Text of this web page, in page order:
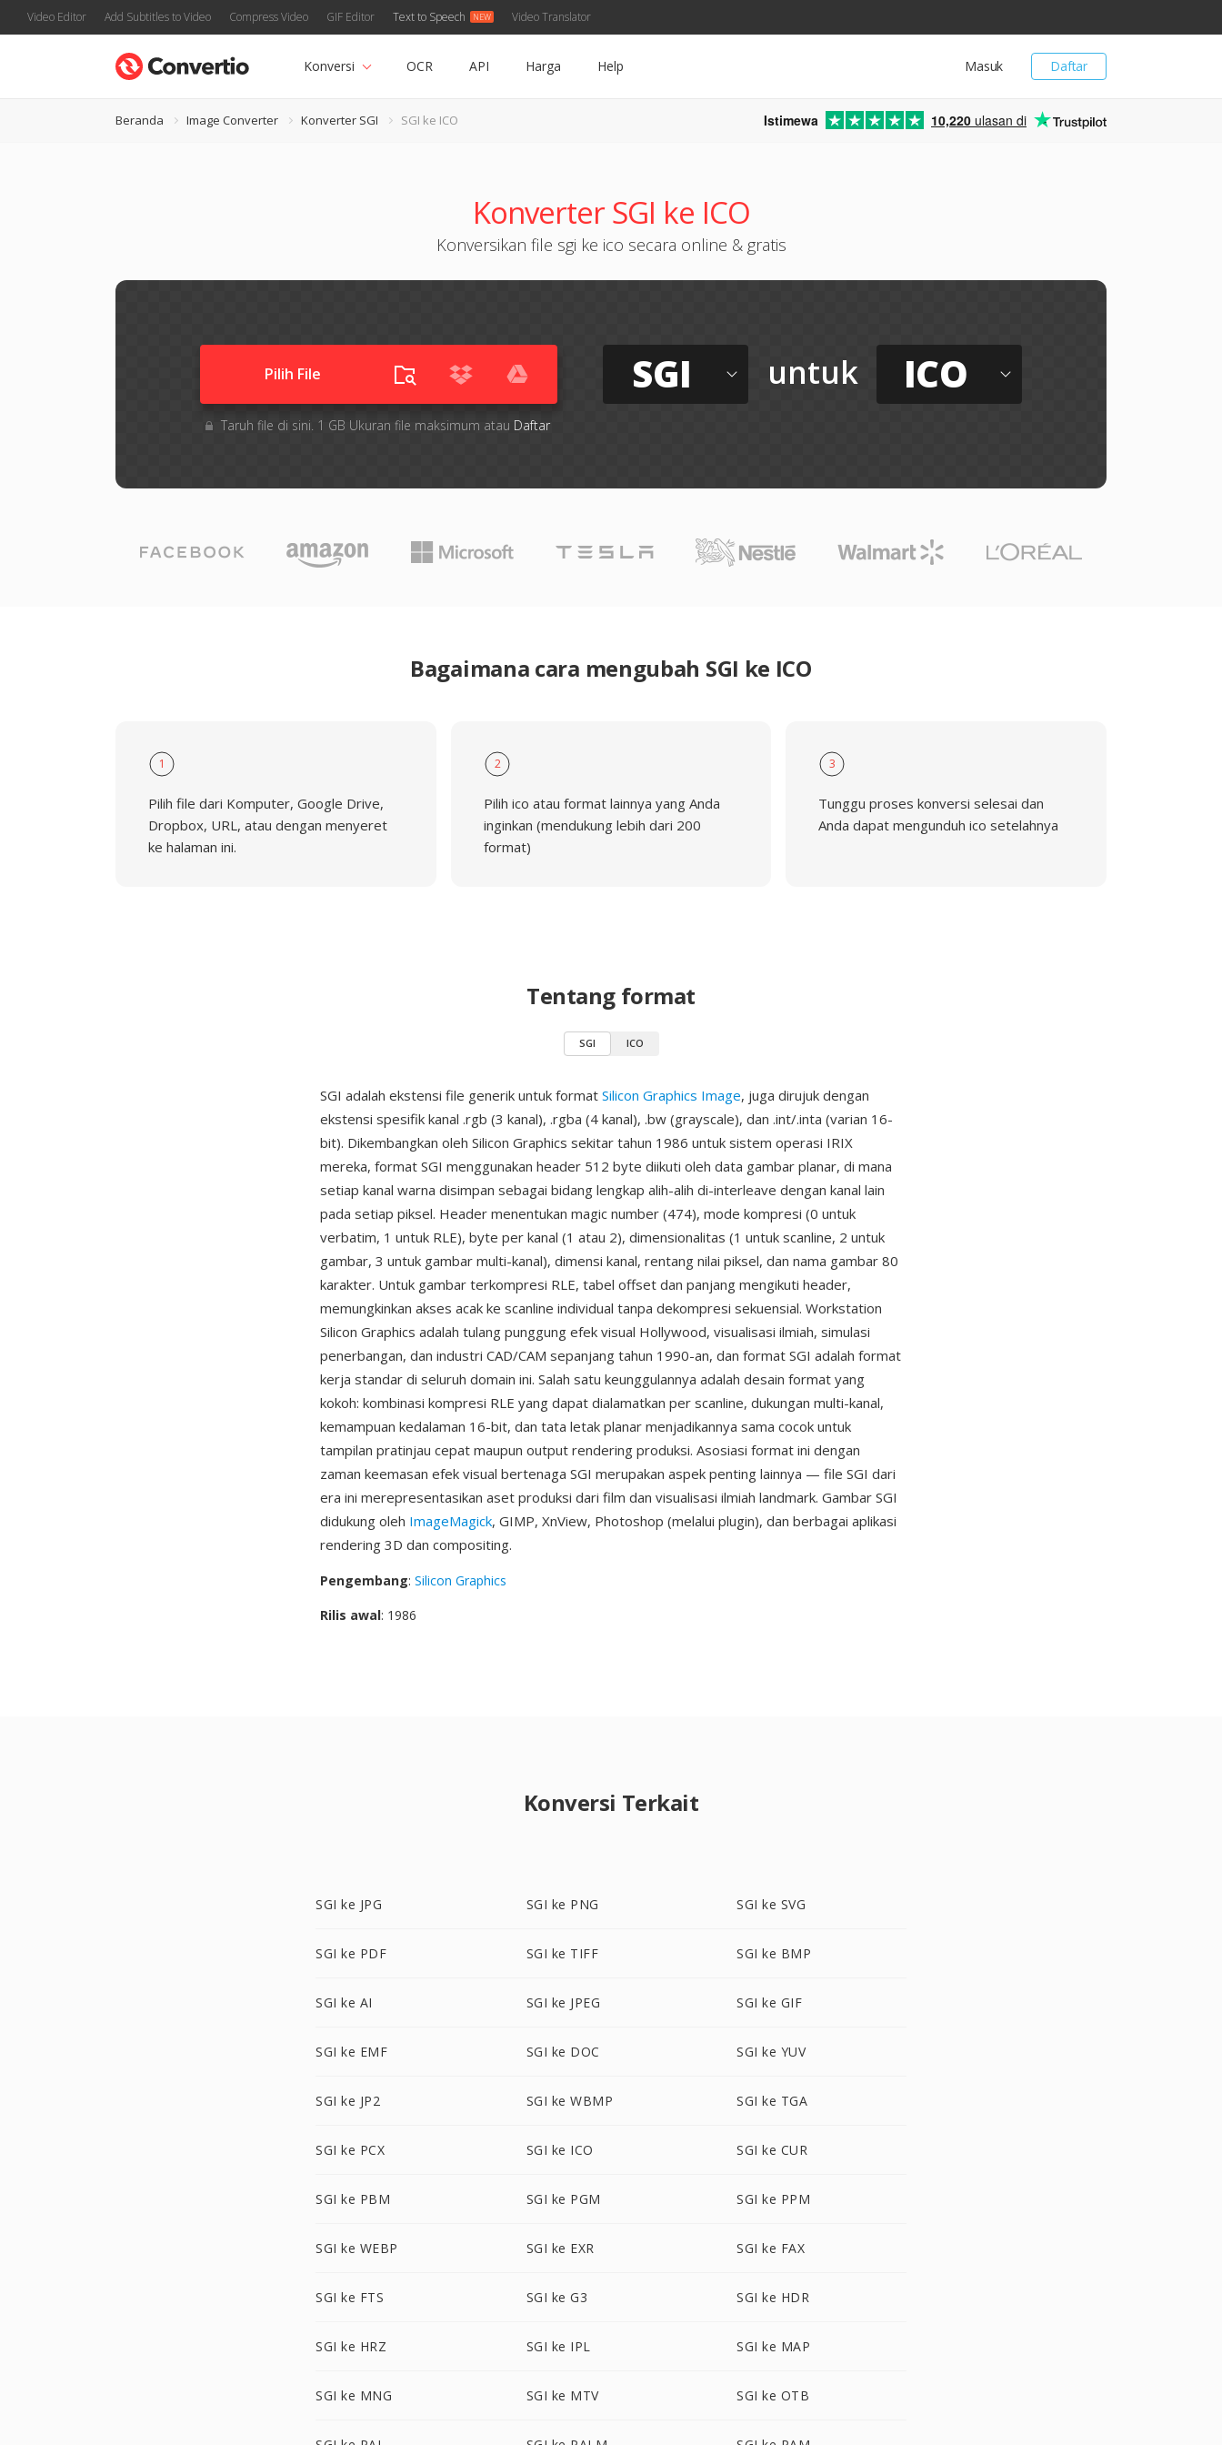
Video Editor Add Subtitles to Video Compress Video GIF Editor Text to Speech Video Translator
Daftar
Masuk
Konversi OCR API Harga Help
Beranda Image Converter Konverter SGI SGI ke ICO Istimewa 10,220 ulasan di
Konverter SGI ke ICO
Konversikan file sgi ke ico secara online & gratis
Pilih File
Taruh file di sini. 1 GB Ukuran file maksimum atau Daftar
SGI untuk ICO
Bagaimana cara mengubah SGI ke ICO
1
Pilih file dari Komputer, Google Drive,
Dropbox, URL, atau dengan menyeret
ke halaman ini.
2
Pilih ico atau format lainnya yang Anda
inginkan (mendukung lebih dari 200
format)
3
Tunggu proses konversi selesai dan
Anda dapat mengunduh ico setelahnya
Tentang format
SGI ICO
SGI adalah ekstensi file generik untuk format Silicon Graphics Image, juga dirujuk dengan
ekstensi spesifik kanal .rgb (3 kanal), .rgba (4 kanal), .bw (grayscale), dan .int/.inta (varian 16-
bit). Dikembangkan oleh Silicon Graphics sekitar tahun 1986 untuk sistem operasi IRIX
mereka, format SGI menggunakan header 512 byte diikuti oleh data gambar planar, di mana
setiap kanal warna disimpan sebagai bidang lengkap alih-alih di-interleave dengan kanal lain
pada setiap piksel. Header menentukan magic number (474), mode kompresi (0 untuk
verbatim, 1 untuk RLE), byte per kanal (1 atau 2), dimensionalitas (1 untuk scanline, 2 untuk
gambar, 3 untuk gambar multi-kanal), dimensi kanal, rentang nilai piksel, dan nama gambar 80
karakter. Untuk gambar terkompresi RLE, tabel offset dan panjang mengikuti header,
memungkinkan akses acak ke scanline individual tanpa dekompresi sekuensial. Workstation
Silicon Graphics adalah tulang punggung efek visual Hollywood, visualisasi ilmiah, simulasi
penerbangan, dan industri CAD/CAM sepanjang tahun 1990-an, dan format SGI adalah format
kerja standar di seluruh domain ini. Salah satu keunggulannya adalah desain format yang
kokoh: kombinasi kompresi RLE yang dapat dialamatkan per scanline, dukungan multi-kanal,
kemampuan kedalaman 16-bit, dan tata letak planar menjadikannya sama cocok untuk
tampilan pratinjau cepat maupun output rendering produksi. Asosiasi format ini dengan
zaman keemasan efek visual bertenaga SGI merupakan aspek penting lainnya — file SGI dari
era ini merepresentasikan aset produksi dari film dan visualisasi ilmiah landmark. Gambar SGI
didukung oleh ImageMagick, GIMP, XnView, Photoshop (melalui plugin), dan berbagai aplikasi
rendering 3D dan compositing.
Pengembang: Silicon Graphics
Rilis awal: 1986
Konversi Terkait
SGI ke JPG SGI ke PNG SGI ke SVG
SGI ke PDF SGI ke TIFF SGI ke BMP
SGI ke AI SGI ke JPEG SGI ke GIF
SGI ke EMF SGI ke DOC SGI ke YUV
SGI ke JP2 SGI ke WBMP SGI ke TGA
SGI ke PCX SGI ke ICO SGI ke CUR
SGI ke PBM SGI ke PGM SGI ke PPM
SGI ke WEBP SGI ke EXR SGI ke FAX
SGI ke FTS SGI ke G3 SGI ke HDR
SGI ke HRZ SGI ke IPL SGI ke MAP
SGI ke MNG SGI ke MTV SGI ke OTB